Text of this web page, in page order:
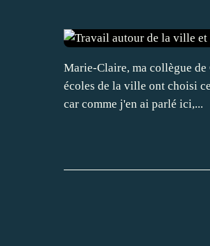
Marie-Claire, ma collègue de
écoles de la ville ont choisi
car comme j'en ai parlé ici,...